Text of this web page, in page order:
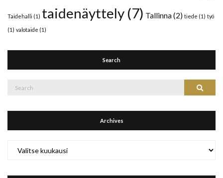
Taidehalli (1) taidenäyttely (7) Tallinna(2) tiede (1) työ
(1) valotaide (1)
Search
Search
Archives